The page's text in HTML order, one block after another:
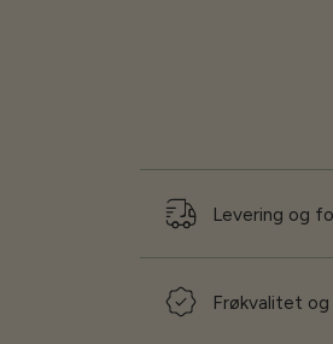
Levering og
Frøkvalitet